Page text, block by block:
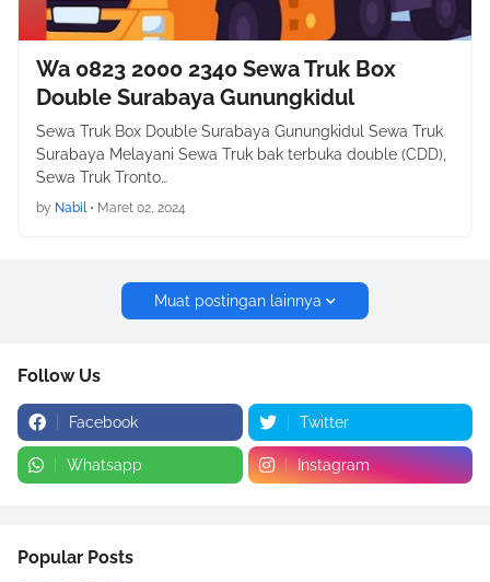
Wa 0823 2000 2340 Sewa Truk Box
Double Surabaya Gunungkidul
Sewa Truk Box Double Surabaya Gunungkidul Sewa Truk
Surabaya Melayani Sewa Truk bak terbuka double (CDD),
Sewa Truk Tronto…
by Nabil • Maret 02, 2024
Muat postingan lainnya
Follow Us
Facebook Twitter
Whatsapp Instagram
Popular Posts